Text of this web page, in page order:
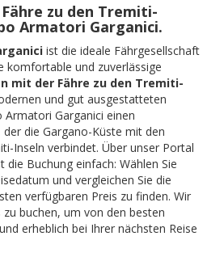
zu den Tremiti-
Armatori Garganici.
ist die ideale Fährgesellschaft
komfortable und zuverlässige
mit der Fähre zu den Tremiti-
und gut ausgestatteten
Armatori Garganici einen
die Gargano-Küste mit den
Inseln verbindet. Über unser Portal
die Buchung einfach: Wählen Sie
und vergleichen Sie die
verfügbaren Preis zu finden. Wir
buchen, um von den besten
erheblich bei Ihrer nächsten Reise